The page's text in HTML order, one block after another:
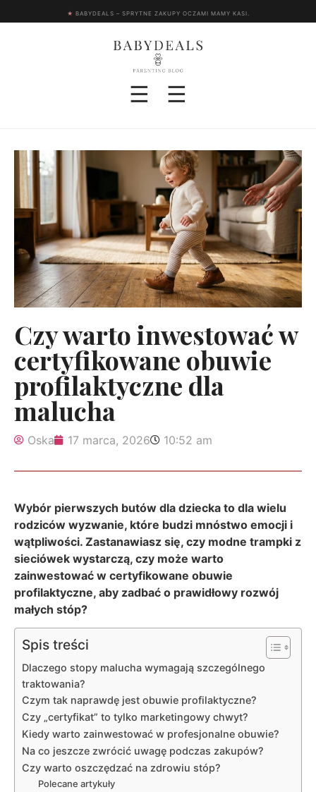
★ BABYDEALS – SPRYTNE ZAKUPY OCZAMI MAMY KASI.
☰ ☰
Czy warto inwestować w
certyfikowane obuwie
profilaktyczne dla
malucha
Oska 17 marca, 2026 10:52 am
Wybór pierwszych butów dla dziecka to dla wielu
rodziców wyzwanie, które budzi mnóstwo emocji i
wątpliwości. Zastanawiasz się, czy modne trampki z
sieciówek wystarczą, czy może warto
zainwestować w certyfikowane obuwie
profilaktyczne, aby zadbać o prawidłowy rozwój
małych stóp?
Spis treści
Dlaczego stopy malucha wymagają szczególnego
traktowania?
Czym tak naprawdę jest obuwie profilaktyczne?
Czy „certyfikat” to tylko marketingowy chwyt?
Kiedy warto zainwestować w profesjonalne obuwie?
Na co jeszcze zwrócić uwagę podczas zakupów?
Czy warto oszczędzać na zdrowiu stóp?
Polecane artykuły